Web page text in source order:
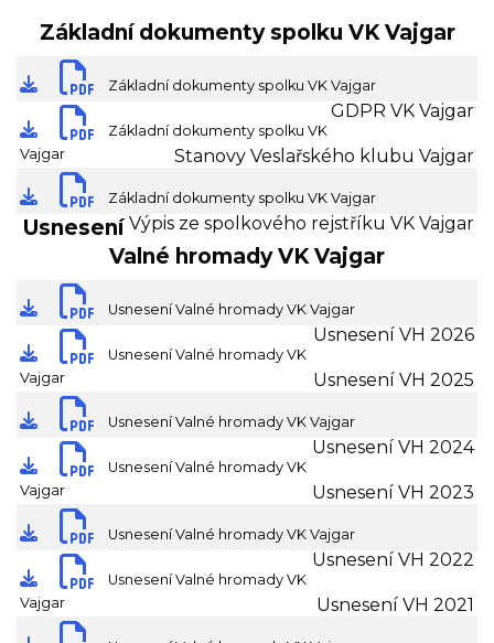
Základní dokumenty spolku VK Vajgar
stáhnout dokument
Základní dokumenty spolku VK Vajgar
GDPR VK Vajgar
stáhnout dokument
Základní dokumenty spolku VK
Vajgar
Stanovy Veslařského klubu Vajgar
stáhnout dokument
Základní dokumenty spolku VK Vajgar
Výpis ze spolkového rejstříku VK Vajgar
Usnesení
Valné hromady VK Vajgar
stáhnout dokument
Usnesení Valné hromady VK Vajgar
Usnesení VH 2026
stáhnout dokument
Usnesení Valné hromady VK
Vajgar
Usnesení VH 2025
stáhnout dokument
Usnesení Valné hromady VK Vajgar
Usnesení VH 2024
stáhnout dokument
Usnesení Valné hromady VK
Vajgar
Usnesení VH 2023
stáhnout dokument
Usnesení Valné hromady VK Vajgar
Usnesení VH 2022
stáhnout dokument
Usnesení Valné hromady VK
Vajgar
Usnesení VH 2021
stáhnout dokument